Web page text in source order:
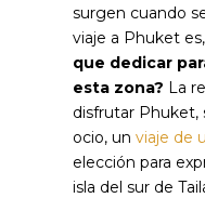
surgen cuando
viaje a Phuket es,
que dedicar
esta zona? La
disfrutar Phuket,
ocio, unviaje de
elección para
isla del sur de